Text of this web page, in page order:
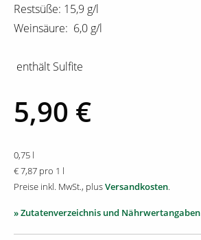
Restsüße: 15,9 g/l
Weinsäure: 6,0 g/l
enthält Sulfite
5,90 €
0,75 l
€ 7,87 pro 1 l
Preise inkl. MwSt., plusVersandkosten.
» Zutatenverzeichnis und Nährwertangaben